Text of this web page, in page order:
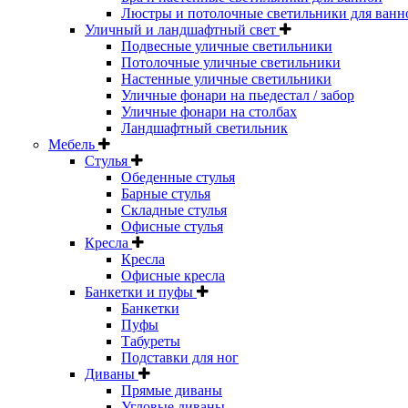
Люстры и потолочные светильники для
Уличный и ландшафтный свет
Подвесные уличные светильники
Потолочные уличные светильники
Настенные уличные светильники
Уличные фонари на пьедестал / забор
Уличные фонари на столбах
Ландшафтный светильник
Мебель
Стулья
Обеденные стулья
Барные стулья
Складные стулья
Офисные стулья
Кресла
Кресла
Офисные кресла
Банкетки и пуфы
Банкетки
Пуфы
Табуреты
Подставки для ног
Диваны
Прямые диваны